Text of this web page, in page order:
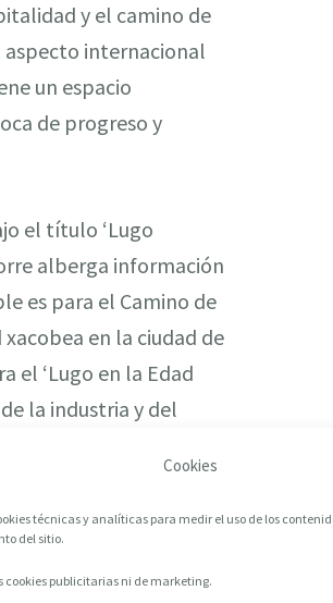
Cookies
técnicas y analíticas para medir el uso de los
del sitio.
cookies publicitarias ni de marketing.
y el camino de
internacional
un espacio
de progreso y
el título ‘Lugo
alberga información
es para el Camino de
en la ciudad de
el ‘Lugo en la Edad
la industria y del